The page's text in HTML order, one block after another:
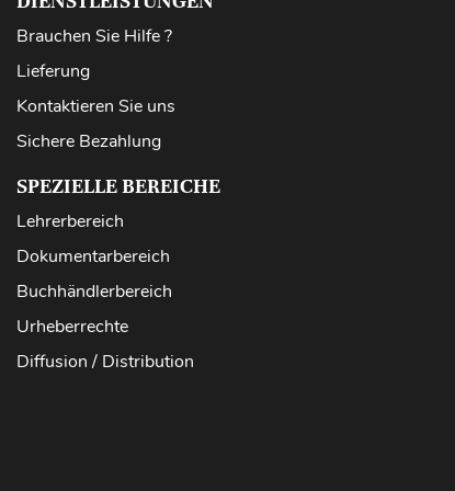
Brauchen Sie Hilfe ?
Lieferung
Kontaktieren Sie uns
Sichere Bezahlung
SPEZIELLE BEREICHE
Lehrerbereich
Dokumentarbereich
Buchhändlerbereich
Urheberrechte
Diffusion / Distribution